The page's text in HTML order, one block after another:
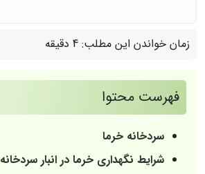
زمان خواندن این مطلب: 4 دقیقه
فهرست محتوا
سردخانه خرما
شرایط‌ نگهداری خرما در انبار سردخانه